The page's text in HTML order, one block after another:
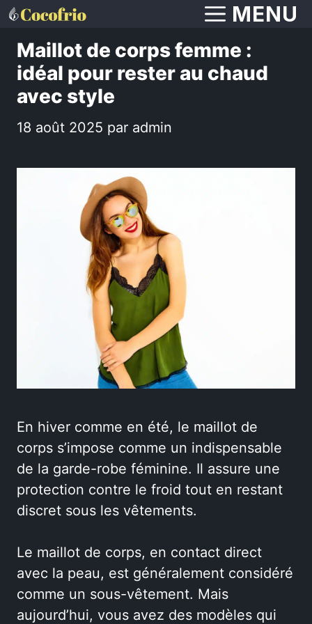
Aller
contenu
MENU
Maillot de corps femme :
idéal pour rester au chaud
avec style
18 août 2025 par admin
En hiver comme en été, le maillot de
corps s’impose comme un indispensable
de la garde-robe féminine. Il assure une
protection contre le froid tout en restant
discret sous les vêtements.
Le maillot de corps, en contact direct
avec la peau, est généralement considéré
comme un sous-vêtement. Mais
aujourd’hui, vous avez des modèles qui